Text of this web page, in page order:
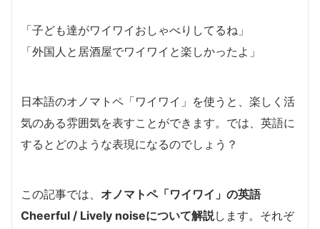
「子ども達がワイワイおしゃべりしてるね」
「外国人と居酒屋でワイワイと楽しかったよ」
日本語のオノマトペ「ワイワイ」を使うと、楽しく活
気のある雰囲気を表すことができます。では、英語に
するとどのような表現になるのでしょう？
この記事では、 オノマトペ「ワイワイ」の英語
Cheerful / Lively noiseについて解説します。それぞ